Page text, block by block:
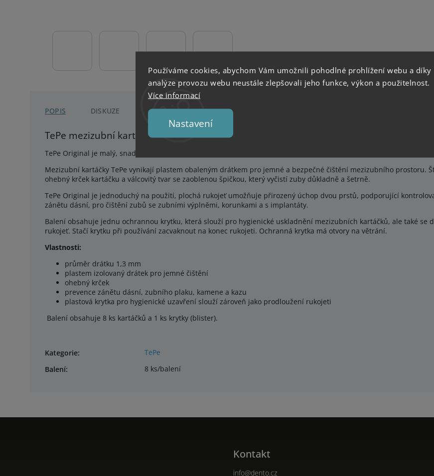
Používáme cookies, abychom Vám umožnili pohodlné prohlížení webu a díky
analýze provozu webu neustále zlepšovali jeho funkce, výkon a použitelnost.
Více informací
Nastavení
POPIS DISKUZE
TePe mezizubní kartáčky Original šedé 1,3 mm 8 ks
TePe Original je malý, snadno uchopitelný mezizubní kartáček s vyšší ohebností a prodlouženou životností, který
Mezizubní kartáčky TePe vynikají plastem obaleným drátkem pro jemné a bezpečné čištění mezizubního prostoru. Š
ohebný krček kartáčku a válcovitý tvar se zaoblenou špičkou, který vyčistí zuby důkladně a šetrně.
TePe Original je jednoduchý na použití, plochá rukojeť umožňuje přirozený úchop dvou prstů, podporující
zánětu dásní, pro čištění zubů se zubními výplněmi, korunkami a s implantáty.
Balení obsahuje jednu ochrannou krytku, která slouží pro hygienické uskladnění mezizubních kartáčků, ale také se
rukojeť. Stačí krytku při používání zacvaknout na konec rukojeti. Ochranná krytka má otvory na větrání.
Vlastnosti:
průměr drátku 1,3 mm
plastem izolovaný drátek pro jemné čištění
ohebný krček
prevence zánětu dásní, zubního plaku, kamene a kazu
plastová krytka pro hygienické uzavření slouží zároveň jako prodloužení rukojeti
Balení obsahuje 8 ks kartáčků a 1 ks krytky (blister).
Kategorie:
TePe
Balení: 8 ks/balení
Kontakt
info@dento.cz